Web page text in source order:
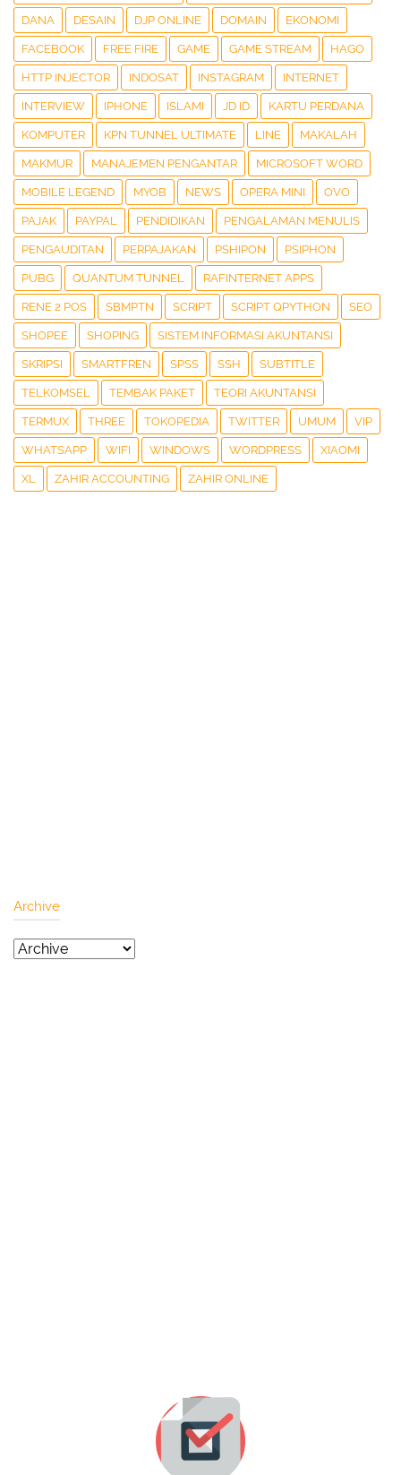
DANA DESAIN DJP ONLINE DOMAIN EKONOMI
FACEBOOK FREE FIRE GAME GAME STREAM HAGO
HTTP INJECTOR INDOSAT INSTAGRAM INTERNET
INTERVIEW IPHONE ISLAMI JD ID KARTU PERDANA
KOMPUTER KPN TUNNEL ULTIMATE LINE MAKALAH
MAKMUR MANAJEMEN PENGANTAR MICROSOFT WORD
MOBILE LEGEND MYOB NEWS OPERA MINI OVO
PAJAK PAYPAL PENDIDIKAN PENGALAMAN MENULIS
PENGAUDITAN PERPAJAKAN PSHIPON PSIPHON
PUBG QUANTUM TUNNEL RAFINTERNET APPS
RENE 2 POS SBMPTN SCRIPT SCRIPT QPYTHON SEO
SHOPEE SHOPING SISTEM INFORMASI AKUNTANSI
SKRIPSI SMARTFREN SPSS SSH SUBTITLE
TELKOMSEL TEMBAK PAKET TEORI AKUNTANSI
TERMUX THREE TOKOPEDIA TWITTER UMUM VIP
WHATSAPP WIFI WINDOWS WORDPRESS XIAOMI
XL ZAHIR ACCOUNTING ZAHIR ONLINE
Archive